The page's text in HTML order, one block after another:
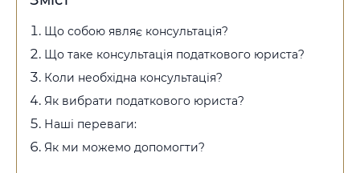
Що собою являє консультація?
Що таке консультація податкового юриста?
Коли необхідна консультація?
Як вибрати податкового юриста?
Наші переваги:
Як ми можемо допомогти?